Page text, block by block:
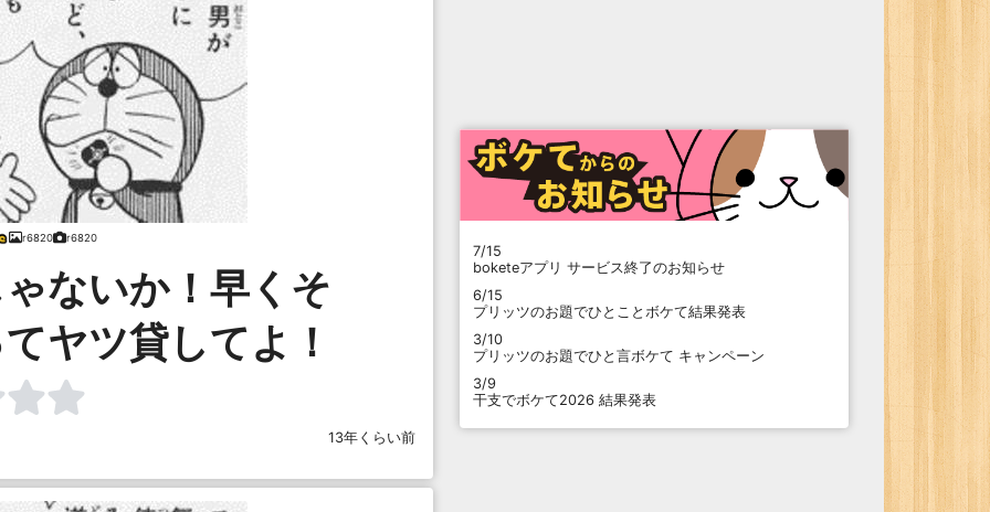
r6820 r6820
ないか！早くそ
ヤツ貸してよ！
13年くらい前
7/15
boketeアプリ サービス終了のお知らせ
6/15
プリッツのお題でひとことボケて結果発表
3/10
プリッツのお題でひと言ボケて キャンペーン
3/9
干支でボケて2026 結果発表